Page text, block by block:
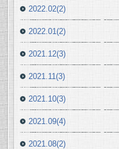
2022.02(2)
2022.01(2)
2021.12(3)
2021.11(3)
2021.10(3)
2021.09(4)
2021.08(2)